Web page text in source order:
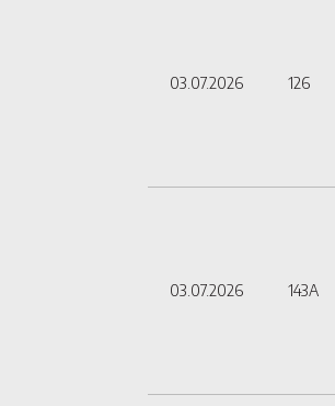
03.07.2026 126
03.07.2026 143A